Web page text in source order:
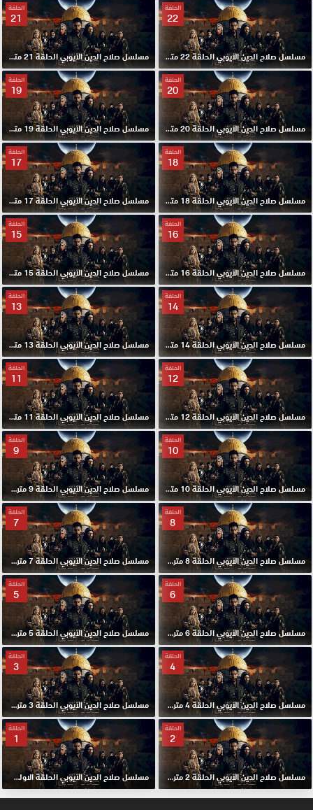
الحلقة
22
مسلسل صلاح الدين الايوبي الحلقة 22 مترجم HD
الحلقة
21
مسلسل صلاح الدين الايوبي الحلقة 21 مترجم HD
الحلقة
20
مسلسل صلاح الدين الايوبي الحلقة 20 مترجم HD
الحلقة
19
مسلسل صلاح الدين الايوبي الحلقة 19 مترجم HD
الحلقة
18
مسلسل صلاح الدين الايوبي الحلقة 18 مترجم HD
الحلقة
17
مسلسل صلاح الدين الايوبي الحلقة 17 مترجم HD
الحلقة
16
مسلسل صلاح الدين الايوبي الحلقة 16 مترجم HD
الحلقة
15
مسلسل صلاح الدين الايوبي الحلقة 15 مترجم HD
الحلقة
14
مسلسل صلاح الدين الايوبي الحلقة 14 مترجم HD
الحلقة
13
مسلسل صلاح الدين الايوبي الحلقة 13 مترجم HD
الحلقة
12
مسلسل صلاح الدين الايوبي الحلقة 12 مترجم HD
الحلقة
11
مسلسل صلاح الدين الايوبي الحلقة 11 مترجم HD
الحلقة
10
مسلسل صلاح الدين الايوبي الحلقة 10 مترجم HD
الحلقة
9
مسلسل صلاح الدين الايوبي الحلقة 9 مترجم HD
الحلقة
8
مسلسل صلاح الدين الايوبي الحلقة 8 مترجم HD
الحلقة
7
مسلسل صلاح الدين الايوبي الحلقة 7 مترجم HD
الحلقة
6
مسلسل صلاح الدين الايوبي الحلقة 6 مترجم HD
الحلقة
5
مسلسل صلاح الدين الايوبي الحلقة 5 مترجم HD
الحلقة
4
مسلسل صلاح الدين الايوبي الحلقة 4 مترجم HD
الحلقة
3
مسلسل صلاح الدين الايوبي الحلقة 3 مترجم HD
الحلقة
2
مسلسل صلاح الدين الايوبي الحلقة 2 مترجم HD
الحلقة
1
مسلسل صلاح الدين الايوبي الحلقة الاولي 1 مترجم HD